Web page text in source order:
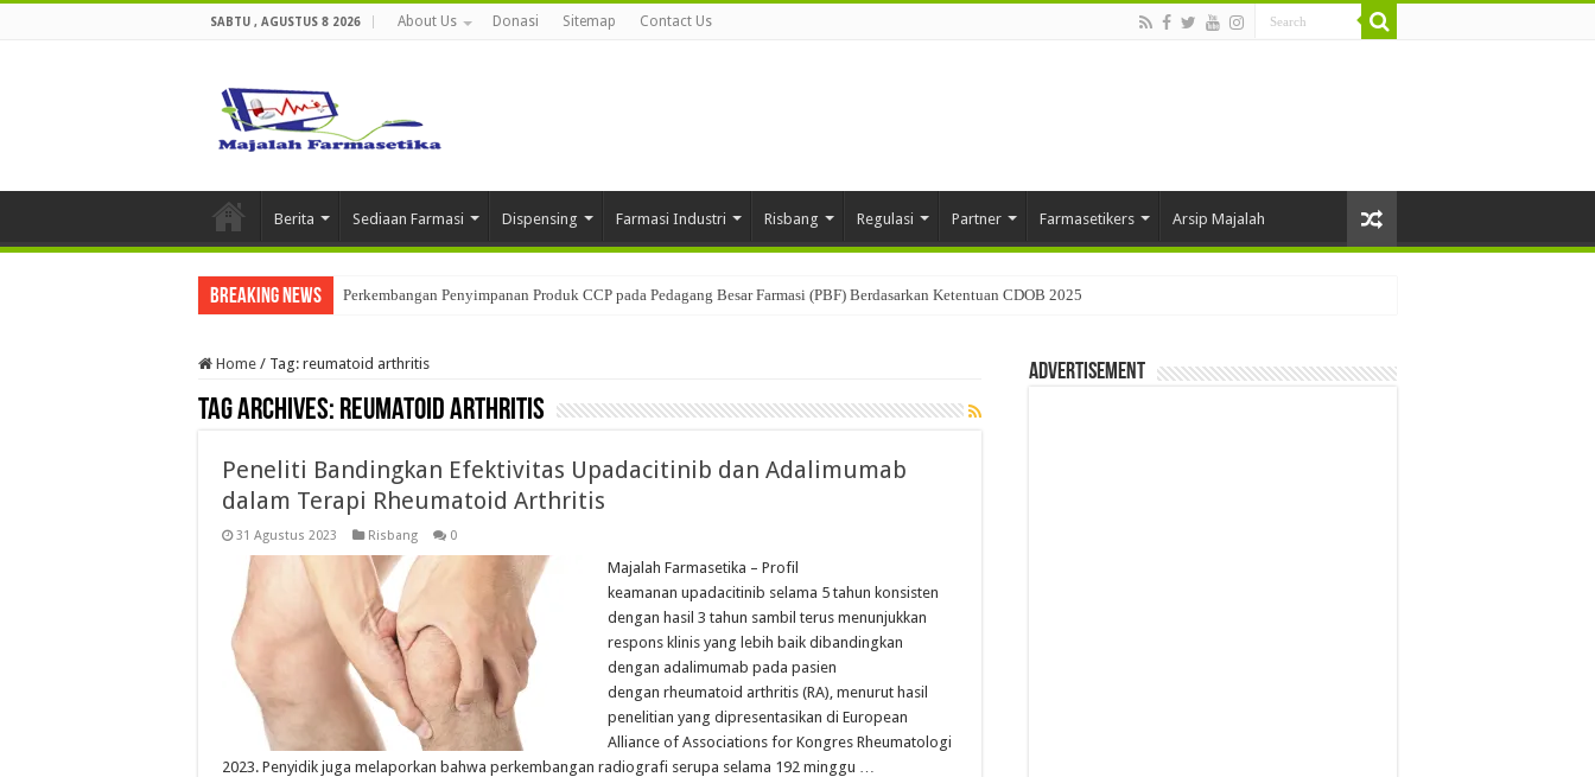
SABTU , AGUSTUS 8 2026 About Us Donasi Sitemap Contact Us
Berita Sediaan Farmasi Dispensing Farmasi Industri Risbang Regulasi Partner Farmasetikers Arsip Majalah
Breaking News Perkembangan Penyimpanan Produk CCP pada Pedagang Besar Farmasi (PBF) Berdasarkan Ketentuan CDOB 2025
Home / Tag: reumatoid arthritis
Tag Archives: reumatoid arthritis
Peneliti Bandingkan Efektivitas Upadacitinib dan Adalimumab
dalam Terapi Rheumatoid Arthritis
31 Agustus 2023 Risbang 0
Majalah Farmasetika – Profil
keamanan upadacitinib selama 5 tahun konsisten
dengan hasil 3 tahun sambil terus menunjukkan
respons klinis yang lebih baik dibandingkan
dengan adalimumab pada pasien
dengan rheumatoid arthritis (RA), menurut hasil
penelitian yang dipresentasikan di European
Alliance of Associations for Kongres Rheumatologi
2023. Penyidik ​​juga melaporkan bahwa perkembangan radiografi serupa selama 192 minggu …
Advertisement